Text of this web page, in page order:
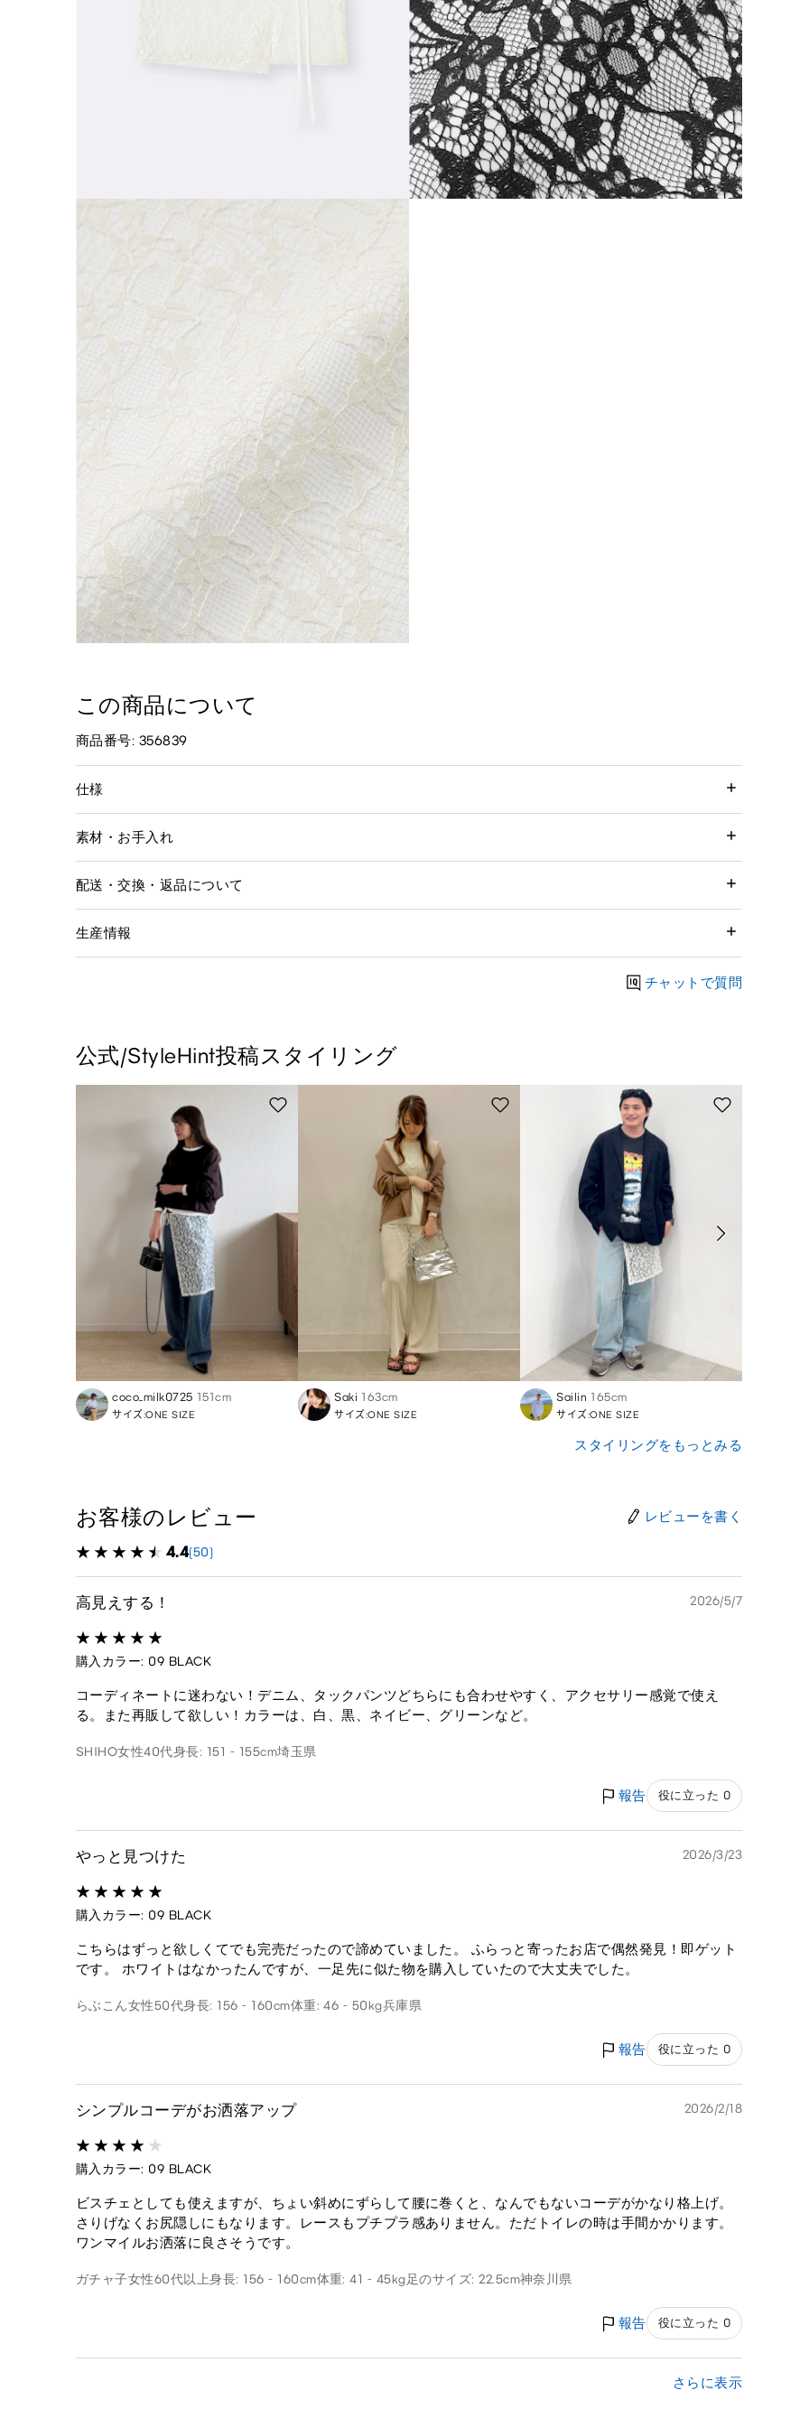
この商品について
商品番号: 356839
仕様
素材・お手入れ
配送・交換・返品について
生産情報
チャットで質問
公式/StyleHint投稿スタイリング
coco_milk0725 151cm
サイズ:ONE SIZE
Saki 163cm
サイズ:ONE SIZE
Sailin 165cm
サイズ:ONE SIZE
スタイリングをもっとみる
お客様のレビュー レビューを書く
4.4(50)
高見えする！ 2026/5/7
購入カラー: 09 BLACK
コーディネートに迷わない！デニム、タックパンツどちらにも合わせやすく、アクセサリー感覚で使え
る。また再販して欲しい！カラーは、白、黒、ネイビー、グリーンなど。
SHIHO女性40代身長: 151 - 155cm埼玉県
報告 役に立った 0
やっと見つけた 2026/3/23
購入カラー: 09 BLACK
こちらはずっと欲しくてでも完売だったので諦めていました。 ふらっと寄ったお店で偶然発見！即ゲット
です。 ホワイトはなかったんですが、一足先に似た物を購入していたので大丈夫でした。
らぶこん女性50代身長: 156 - 160cm体重: 46 - 50kg兵庫県
報告 役に立った 0
シンプルコーデがお洒落アップ 2026/2/18
購入カラー: 09 BLACK
ビスチェとしても使えますが、ちょい斜めにずらして腰に巻くと、なんでもないコーデがかなり格上げ。
さりげなくお尻隠しにもなります。レースもプチプラ感ありません。ただトイレの時は手間かかります。
ワンマイルお洒落に良さそうです。
ガチャ子女性60代以上身長: 156 - 160cm体重: 41 - 45kg足のサイズ: 22.5cm神奈川県
報告 役に立った 0
さらに表示